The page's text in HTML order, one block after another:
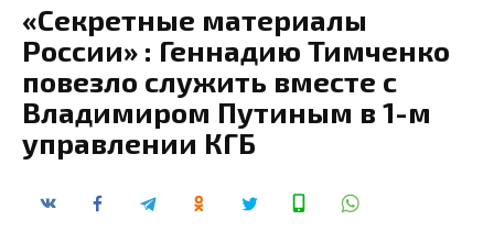
«Секретные материалы
России» : Геннадию Тимченко
повезло служить вместе с
Владимиром Путиным в 1-м
управлении КГБ